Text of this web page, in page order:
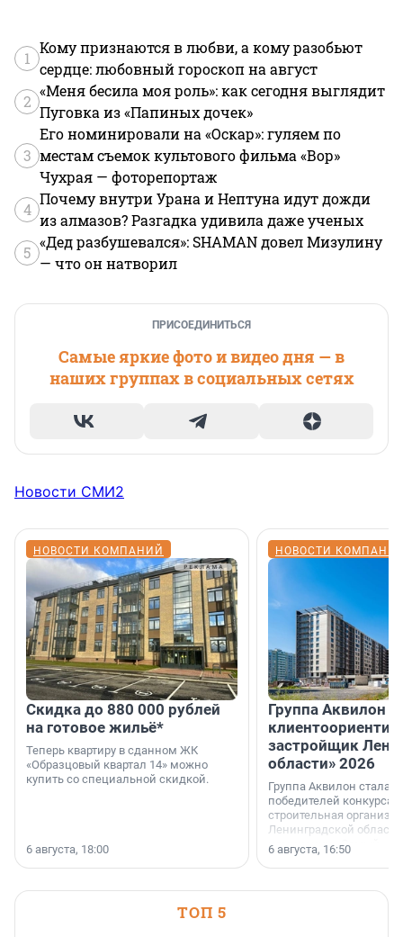
1
Кому признаются в любви, а кому разобьют
сердце: любовный гороскоп на август
2
«Меня бесила моя роль»: как сегодня выглядит
Пуговка из «Папиных дочек»
3
Его номинировали на «Оскар»: гуляем по
местам съемок культового фильма «Вор»
Чухрая — фоторепортаж
4
Почему внутри Урана и Нептуна идут дожди
из алмазов? Разгадка удивила даже ученых
5
«Дед разбушевался»: SHAMAN довел Мизулину
— что он натворил
ПРИСОЕДИНИТЬСЯ
Самые яркие фото и видео дня — в
наших группах в социальных сетях
Новости СМИ2
НОВОСТИ КОМПАНИЙ
Скидка до 880 000 рублей
на готовое жильё*
Теперь квартиру в сданном ЖК
«Образцовый квартал 14» можно
купить со специальной скидкой.
6 августа, 18:00
НОВОСТИ
Группа Аквилон
застройщик
области» 2026
Группа Аквилон стала
победителей конкурса
строительная
Ленинградской области
номинации «Самый
застройщик
области».
6 августа, 16:50
ТОП 5